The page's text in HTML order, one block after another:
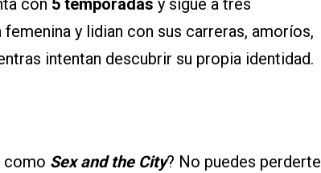
con 5 temporadas y sigue a tres
y lidian con sus carreras, amoríos,
intentan descubrir su propia identidad.
como Sex and the City? No puedes perderte